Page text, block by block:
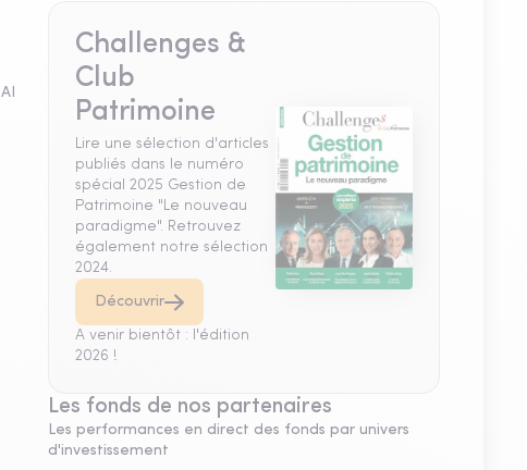
Challenges &
Club
Patrimoine
Lire une sélection d'articles
publiés dans le numéro
spécial 2025 Gestion de
Patrimoine "Le nouveau
paradigme". Retrouvez
également notre sélection
2024.
Découvrir
A venir bientôt : l'édition
2026 !
Les fonds de nos partenaires
Les performances en direct des fonds par univers
d'investissement